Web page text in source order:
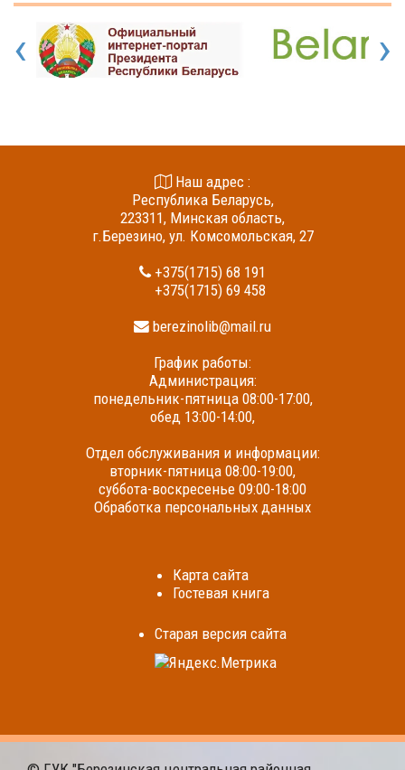
‹ ›
Наш адрес :
Республика Беларусь,
223311, Минская область,
г.Березино, ул. Комсомольская, 27
+375(1715) 68 191
+375(1715) 69 458
berezinolib@mail.ru
График работы:
Администрация:
понедельник-пятница 08:00-17:00,
обед 13:00-14:00,
Отдел обслуживания и информации:
вторник-пятница 08:00-19:00,
суббота-воскресенье 09:00-18:00
Обработка персональных данных
Карта сайта
Гостевая книга
Cтарая версия сайта